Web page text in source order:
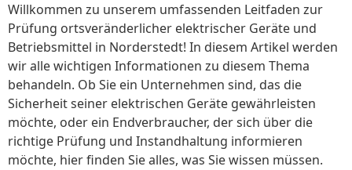
Willkommen zu unserem umfassenden Leitfaden zur
Prüfung ortsveränderlicher elektrischer Geräte und
Betriebsmittel in Norderstedt! In diesem Artikel werden
wir alle wichtigen Informationen zu diesem Thema
behandeln. Ob Sie ein Unternehmen sind, das die
Sicherheit seiner elektrischen Geräte gewährleisten
möchte, oder ein Endverbraucher, der sich über die
richtige Prüfung und Instandhaltung informieren
möchte, hier finden Sie alles, was Sie wissen müssen.